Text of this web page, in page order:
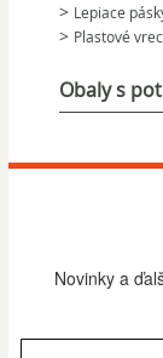
Lepiace
Plastové
Obaly s
Novinky a